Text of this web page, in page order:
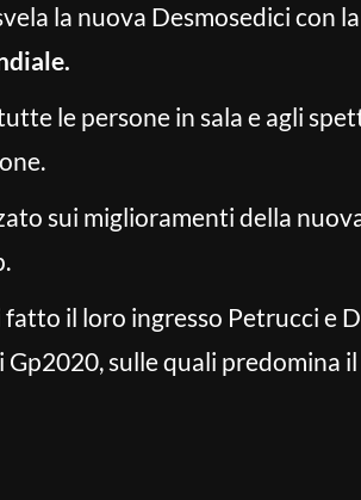
la nuova Desmosedici con
le persone in sala e agli
sui miglioramenti della
il loro ingresso Petrucci e
sulle quali predomina